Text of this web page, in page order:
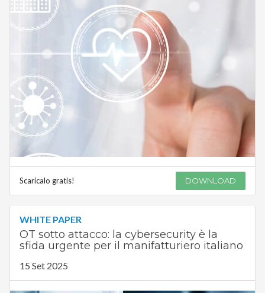
Scaricalo gratis! DOWNLOAD
WHITE PAPER
OT sotto attacco: la cybersecurity è la
sfida urgente per il manifatturiero italiano
15 Set 2025